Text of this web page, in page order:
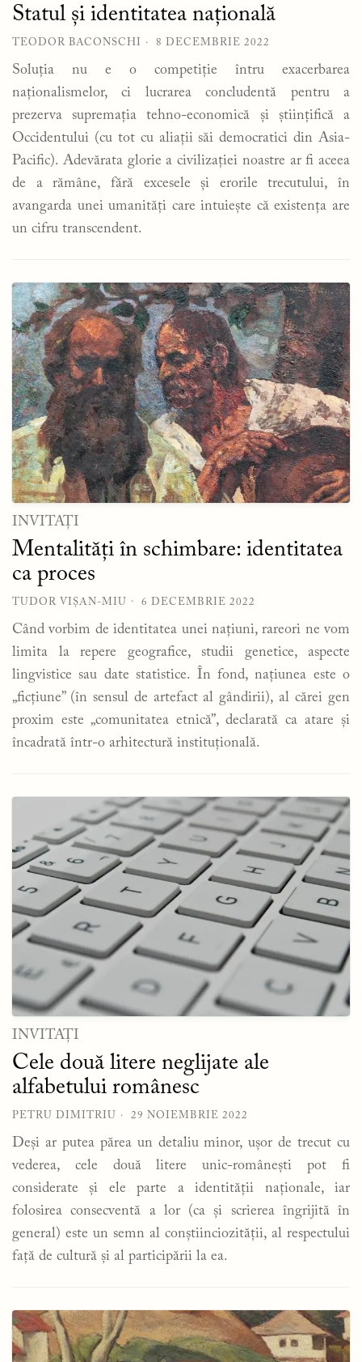
Statul și identitatea națională
TEODOR BACONSCHI 8 DECEMBRIE 2022
Soluția nu e o competiție întru exacerbarea
naționalismelor, ci lucrarea concludentă pentru a
prezerva supremația tehno-economică și științifică a
Occidentului (cu tot cu aliații săi democratici din Asia-
Pacific). Adevărata glorie a civilizației noastre ar fi aceea
de a rămâne, fără excesele și erorile trecutului, în
avangarda unei umanități care intuiește că existența are
un cifru transcendent.
INVITAȚI
Mentalități în schimbare: identitatea
ca proces
TUDOR VIȘAN-MIU 6 DECEMBRIE 2022
Când vorbim de identitatea unei națiuni, rareori ne vom
limita la repere geografice, studii genetice, aspecte
lingvistice sau date statistice. În fond, națiunea este o
„ficțiune” (în sensul de artefact al gândirii), al cărei gen
proxim este „comunitatea etnică”, declarată ca atare și
încadrată într-o arhitectură instituțională.
INVITAȚI
Cele două litere neglijate ale
alfabetului românesc
PETRU DIMITRIU 29 NOIEMBRIE 2022
Deși ar putea părea un detaliu minor, ușor de trecut cu
vederea, cele două litere unic-românești pot fi
considerate și ele parte a identității naționale, iar
folosirea consecventă a lor (ca și scrierea îngrijită în
general) este un semn al conștiinciozității, al respectului
față de cultură și al participării la ea.